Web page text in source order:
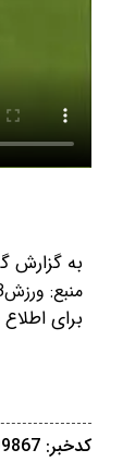
به گزارش
منبع: ورزش3
برای
کدخبر: 1109867